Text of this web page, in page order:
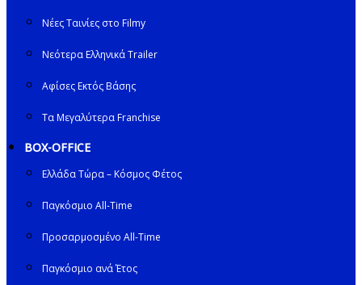
Νέες Ταινίες στο Filmy
Νεότερα Ελληνικά Trailer
Αφίσες Εκτός Βάσης
Τα Μεγαλύτερα Franchise
BOX-OFFICE
Ελλάδα Τώρα – Κόσμος Φέτος
Παγκόσμιο All-Time
Προσαρμοσμένο All-Time
Παγκόσμιο ανά Έτος